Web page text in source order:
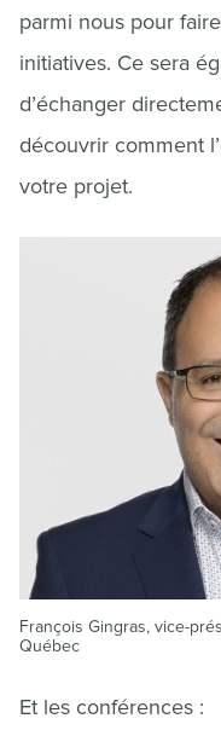
parmi nous pour
initiatives. Ce sera
d’échanger
découvrir comment
votre projet.
François Gingras, vice-
Québec
Et les conférences :